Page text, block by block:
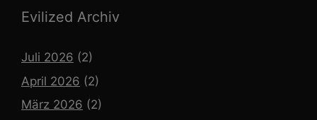
Evilized Archiv
Juli 2026 (2)
April 2026 (2)
März 2026 (2)